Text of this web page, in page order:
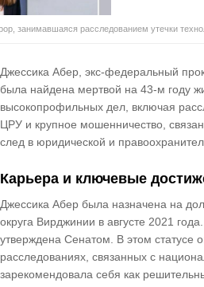
занимавшаяся расследованием утечки
Джессика Абер, экс-федеральный
была найдена мертвой на 43-м году
высокопрофильных дел, включая
ЦРУ и крупное мошенничество,
след в юридической и
Карьера и ключевые
Джессика Абер была назначена на
округа Вирджинии в августе 2021
утверждена Сенатом. В этом статусе
расследованиях, связанных с
зарекомендовала себя как